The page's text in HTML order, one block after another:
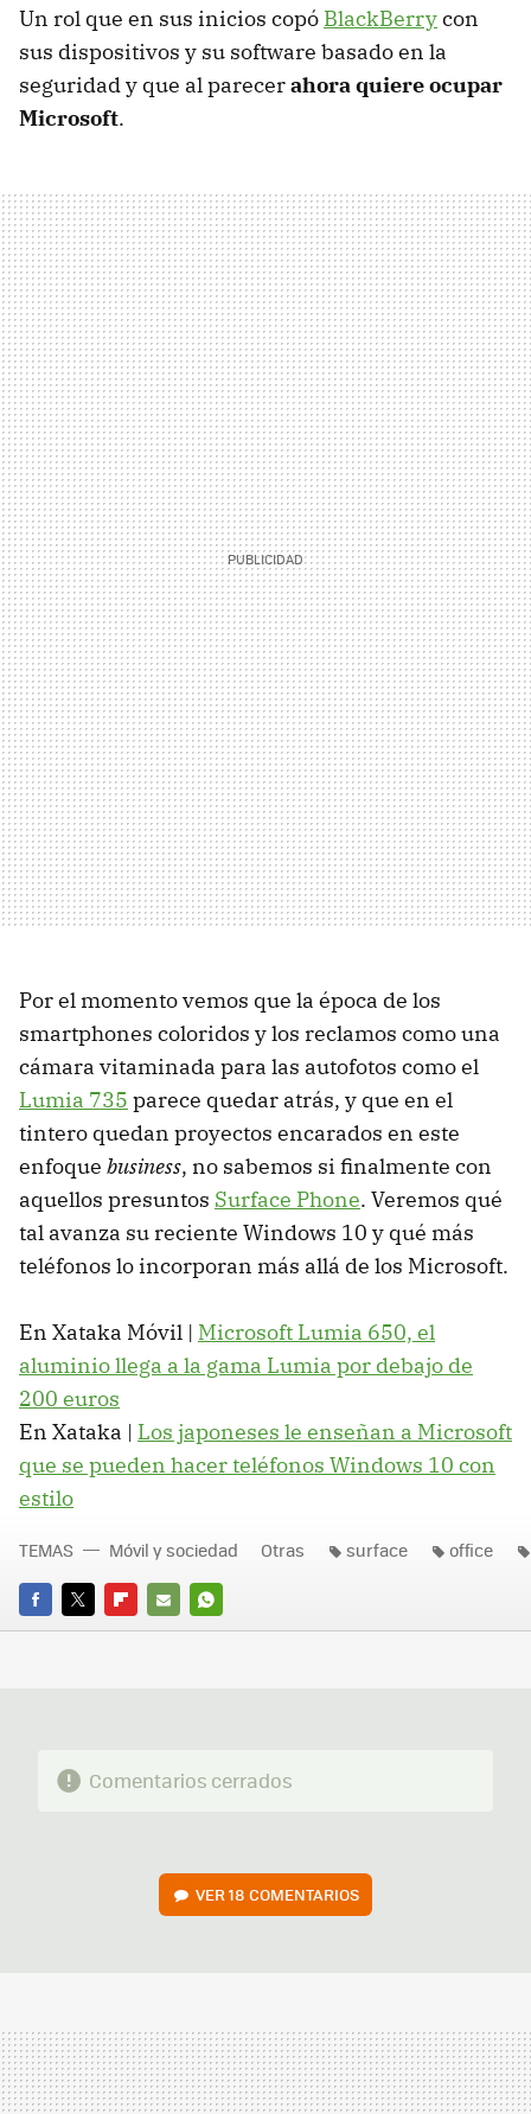
Un rol que en sus inicios copó BlackBerrycon
sus dispositivos y su software basado en la
seguridad y que al parecerahora quiere ocupar
Microsoft.
Por el momento vemos que la época de los
smartphones coloridos y los reclamos como una
cámara vitaminada para las autofotos como el
Lumia 735 parece quedar atrás, y que en el
tintero quedan proyectos encarados en este
enfoque business, no sabemos si finalmente con
aquellos presuntos Surface Phone. Veremos qué
tal avanza su reciente Windows 10 y qué más
teléfonos lo incorporan más allá de los Microsoft.
En Xataka Móvil | Microsoft Lumia 650, el
aluminio llega a la gama Lumia por debajo de
200 euros
En Xataka | Los japoneses le enseñan a Microsoft
que se pueden hacer teléfonos Windows 10 con
estilo
FACEBOOK
TWITTERFLIPBOARD
E-
WHATSAPP
TEMAS Móvil y sociedad Otras surface office
Comentarios cerrados
VER18 COMENTARIOS